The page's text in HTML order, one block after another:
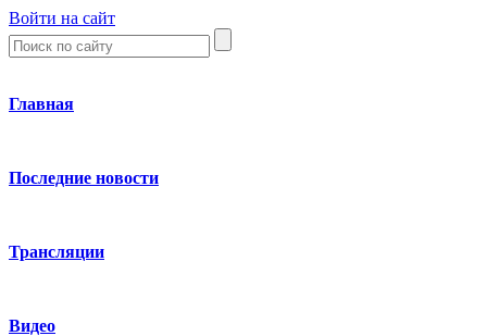
Войти на сайт
Главная
Последние новости
Трансляции
Видео